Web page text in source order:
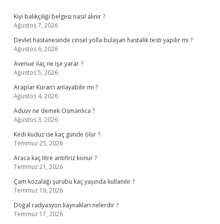
Kıyı balıkçılığı belgesi nasıl alınır ?
Ağustos 7, 2026
Devlet hastanesinde cinsel yolla bulaşan hastalık testi yapılır mı ?
Ağustos 6, 2026
Avenue ilaç ne işe yarar ?
Ağustos 5, 2026
Araplar Kuran’ı anlayabilir mi ?
Ağustos 4, 2026
Aduvv ne demek Osmanlıca ?
Ağustos 3, 2026
Kedi kuduz ise kaç günde ölür ?
Temmuz 25, 2026
Araca kaç litre antifiriz konur ?
Temmuz 21, 2026
Çam kozalağı şurubu kaç yaşında kullanılır ?
Temmuz 19, 2026
Doğal radyasyon kaynakları nelerdir ?
Temmuz 17, 2026